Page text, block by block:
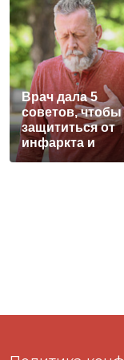
Врач дала 5
советов, чтобы
защититься от
инфаркта и
инсульта летом